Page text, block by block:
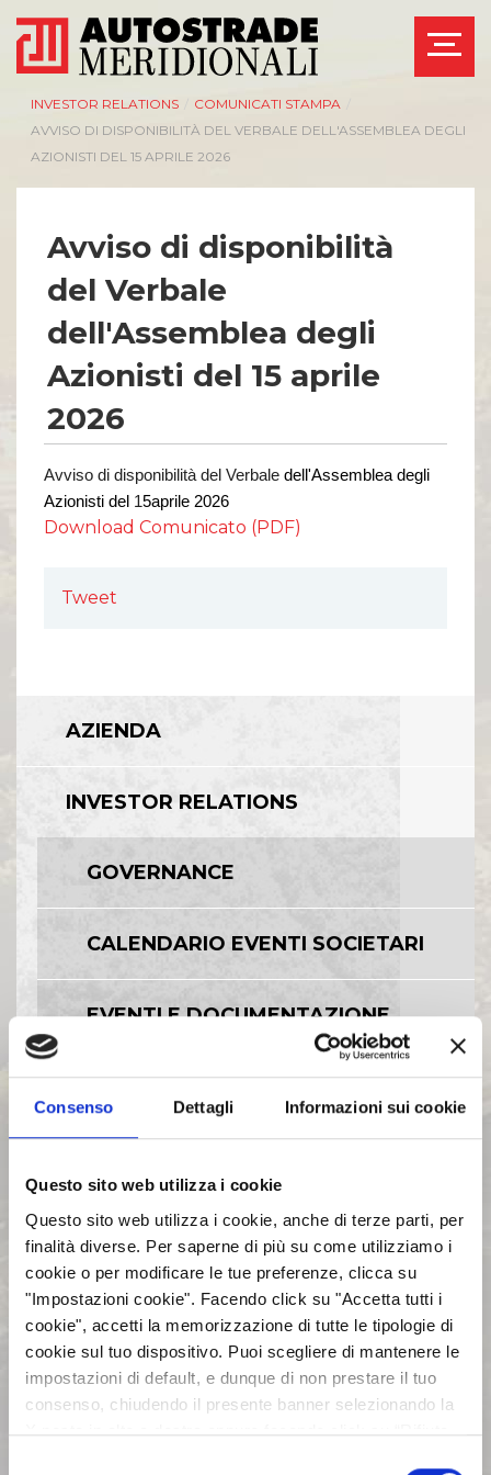
Consenso Dettagli Informazioni sui cookie
Questo sito web utilizza i cookie
Questo sito web utilizza i cookie, anche di terze parti, per
finalità diverse. Per saperne di più su come utilizziamo i
cookie o per modificare le tue preferenze, clicca su
"Impostazioni cookie". Facendo click su "Accetta tutti i
cookie", accetti la memorizzazione di tutte le tipologie di
cookie sul tuo dispositivo. Puoi scegliere di mantenere le
impostazioni di default, e dunque di non prestare il tuo
consenso, chiudendo il presente banner selezionando la
X posta in alto a destra oppure facendo click su “Rifiuta
Management
intermedie
Modello Organizzativo
Linee Guida del
Gruppo ASPI
societari
documentazione
disponibile
Assemblee
Organi Sociali
INVESTOR RELATIONS COMUNICATI STAMPA
AVVISO DI DISPONIBILITÀ DEL VERBALE DELL'ASSEMBLEA DEGLI
AZIONISTI DEL 15 APRILE 2026
Avviso di disponibilità
del Verbale
dell'Assemblea degli
Azionisti del 15 aprile
2026
Avviso di disponibilità del Verbale dell'Assemblea degli
Azionisti del 15aprile 2026
Download Comunicato (PDF)
Tweet
AZIENDA
INVESTOR RELATIONS
GOVERNANCE
CALENDARIO EVENTI SOCIETARI
EVENTI E DOCUMENTAZIONE
BILANCI E RELAZIONI
INTERMEDIE
ASSEMBLEE
COMUNICATI STAMPA
ARCHIVIO 2017